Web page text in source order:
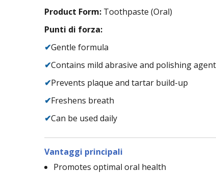
Product Form: Toothpaste (Oral)
Punti di forza:
✔Gentle formula
✔Contains mild abrasive and polishing
✔Prevents plaque and tartar build-up
✔Freshens breath
✔Can be used daily
Vantaggi principali
Promotes optimal oral health